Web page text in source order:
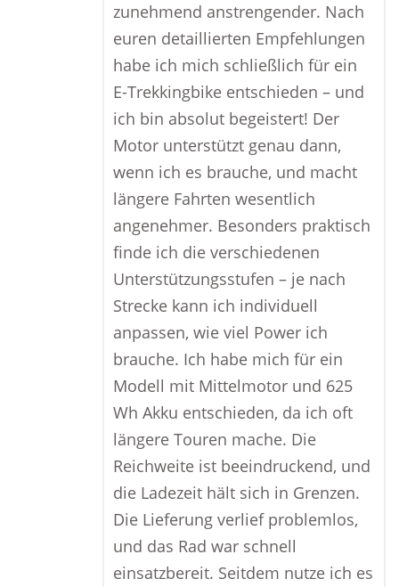
zunehmend anstrengender. Nach
euren detaillierten Empfehlungen
habe ich mich schließlich für ein
E-Trekkingbike entschieden – und
ich bin absolut begeistert! Der
Motor unterstützt genau dann,
wenn ich es brauche, und macht
längere Fahrten wesentlich
angenehmer. Besonders praktisch
finde ich die verschiedenen
Unterstützungsstufen – je nach
Strecke kann ich individuell
anpassen, wie viel Power ich
brauche. Ich habe mich für ein
Modell mit Mittelmotor und 625
Wh Akku entschieden, da ich oft
längere Touren mache. Die
Reichweite ist beeindruckend, und
die Ladezeit hält sich in Grenzen.
Die Lieferung verlief problemlos,
und das Rad war schnell
einsatzbereit. Seitdem nutze ich es